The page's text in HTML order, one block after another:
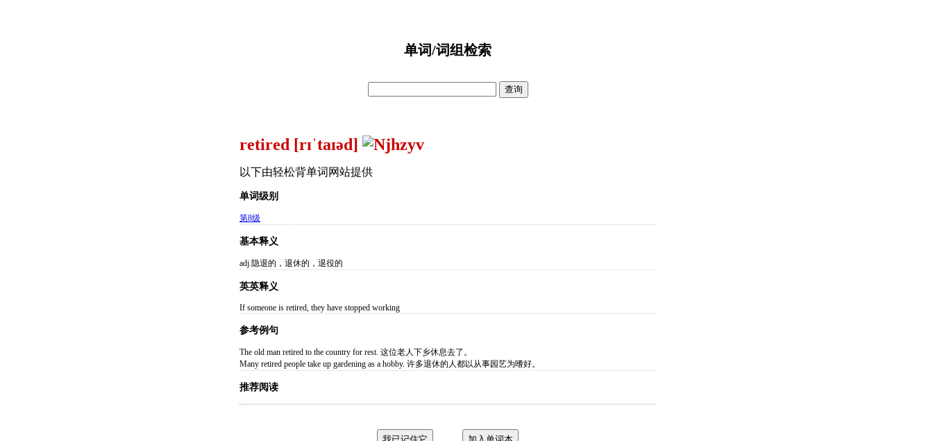
单词/词组检索
retired [rɪˈtaɪəd]
以下由轻松背单词网站提供
单词级别
第8级
基本释义
adj.隐退的，退休的，退役的
英英释义
If someone is retired, they have stopped working
参考例句
The old man retired to the country for rest. 这位老人下乡休息去了。
Many retired people take up gardening as a hobby. 许多退休的人都以从事园艺为嗜好。
推荐阅读